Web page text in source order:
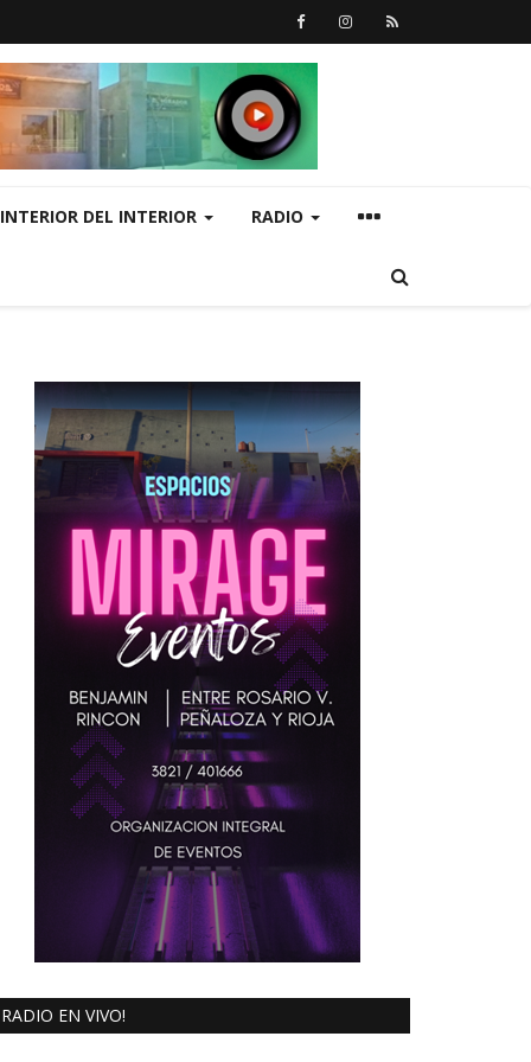
INTERIOR DEL INTERIOR RADIO
RADIO EN VIVO!